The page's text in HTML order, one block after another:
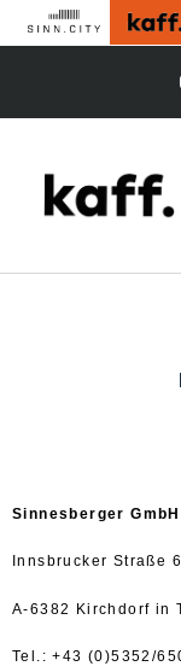
Sinnesberger GmbH
Innsbrucker Straße
A-6382 Kirchdorf in
Tel.: +43 (0)5352/